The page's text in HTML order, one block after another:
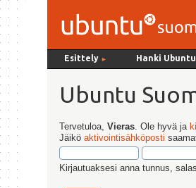
Esittely ► Hanki Ubuntu
Ubuntu
Tervetuloa, Vieras. Ole hyvä ja
Jäikö aktivointisähköposti
Kirjautuaksesi anna tunnus,